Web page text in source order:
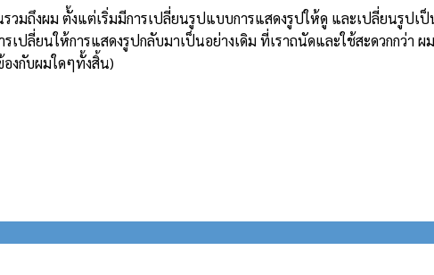
มถึงผม ตั้งแต่เริ่มมีการเปลี่ยนรูปแบบการแสดงรูปให้ดู และเปลี่ยนรูปเ
ลี่ยนให้การแสดงรูปกลับมาเป็นอย่างเดิม ที่เราถนัดและใช้สะดวกกว่า ผม
งกับผมใดๆทั้งสิ้น)